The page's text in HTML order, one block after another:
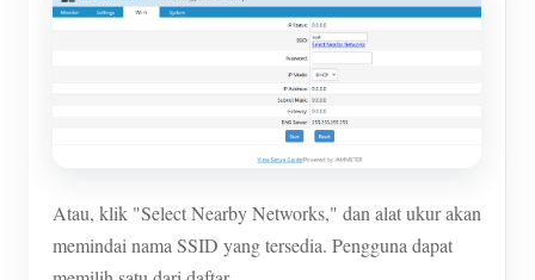
Atau, klik "Select Nearby Networks," dan alat ukur akan
memindai nama SSID yang tersedia. Pengguna dapat